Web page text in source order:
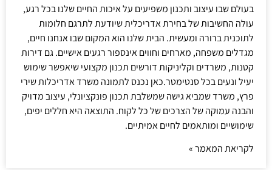
בעולם שבו עיצוב ותכנון משפיעים על איכות החיים שלנו בכל רגע,
עולה החשיבות של בחירת אדריכלית שיודעת לתרגם חלומות
לתוכנית ברורה ומעשית. הבית שלנו הוא המקום שבו אנחנו חיים,
מגדלים משפחה, מארחים וחווים אינספור רגעים אישיים. גם דירות
קטנות, משרדים וקליניקות דורשים תכנון מקצועי שיאפשר שימוש
יעיל ונעים בכל סנטימטר.כאן נכנס לתמונה משרד אדריכלות שירי
פרץ, משרד שמביא גישה שמשלבת תכנון פונקציונלי, עיצוב מדויק
והבנה עמוקה של הצרכים של כל לקוח. התוצאה היא חללים יפים,
שימושיים ומותאמים לחיים אמיתיים.
לקריאת המאמר »